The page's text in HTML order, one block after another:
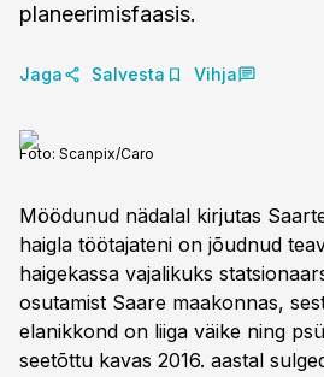
planeerimisfaasis.
Jaga Salvesta Vihja
Foto: Scanpix/Caro
Möödunud nädalal kirjutas
haigla töötajateni on jõudnud
haigekassa vajalikuks
osutamist Saare maakonnas,
elanikkond on liiga väike ning
seetõttu kavas 2016. aastal